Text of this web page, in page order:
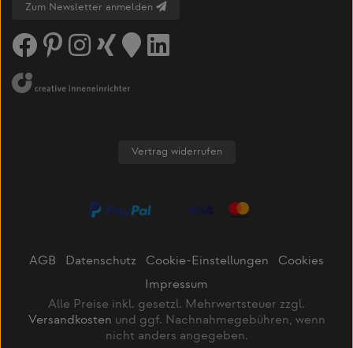
Zum Newsletter anmelden
Vertrag widerrufen
AGB Datenschutz Cookie-Einstellungen
Cookies
Impressum
Alle Preise inkl. gesetzl. Mehrwertsteuer zzgl.
Versandkosten und ggf. Nachnahmegebühren, wenn
nicht anders angegeben.